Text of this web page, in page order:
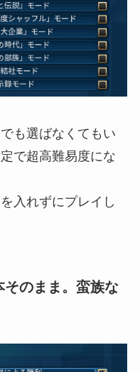
も選ばなくてもい
で超高難易度にな
入れずにプレイし
そのまま。蛮族な